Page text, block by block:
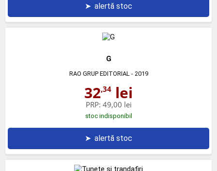
➤ alertă stoc
G
RAO GRUP EDITORIAL - 2019
32,34 lei
PRP: 49,00 lei
stoc indisponibil
➤ alertă stoc